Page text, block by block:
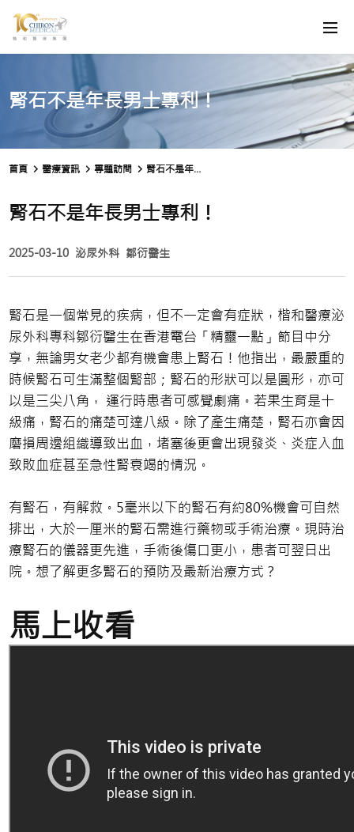
腎石不是年長男士專利！
首頁 醫療資訊 專題訪問 腎石不是年長男士專利！
腎石不是年長男士專利！
2025-03-10 泌尿外科 鄒衍醫生
腎石是一個常見的疾病，但不一定會有症狀，楷和醫療泌
尿外科專科鄒衍醫生在香港電台「精靈一點」節目中分
享，無論男女老少都有機會患上腎石！他指出，最嚴重的
時候腎石可生滿整個腎部；腎石的形狀可以是圓形，亦可
以是三尖八角， 運行時患者可感覺劇痛。若果生育是十
級痛，腎石的痛楚可達八級。除了產生痛楚，腎石亦會因
磨損周邊組織導致出血，堵塞後更會出現發炎、炎症入血
致敗血症甚至急性腎衰竭的情況。
有腎石，有解救。5毫米以下的腎石有約80%機會可自然
排出，大於一厘米的腎石需進行藥物或手術治療。現時治
療腎石的儀器更先進，手術後傷口更小，患者可翌日出
院。想了解更多腎石的預防及最新治療方式？
馬上收看